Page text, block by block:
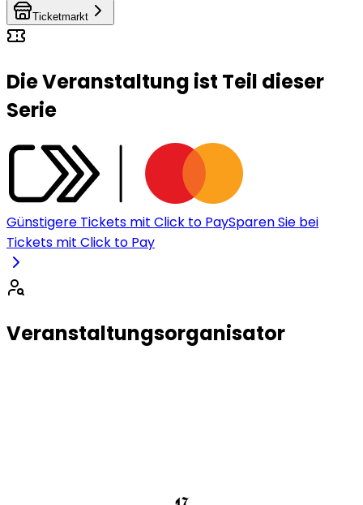
Ticketmarkt
Die Veranstaltung ist Teil dieser
Serie
Günstigere Tickets mit Click to PaySparen Sie bei
Tickets mit Click to Pay
Veranstaltungsorganisator